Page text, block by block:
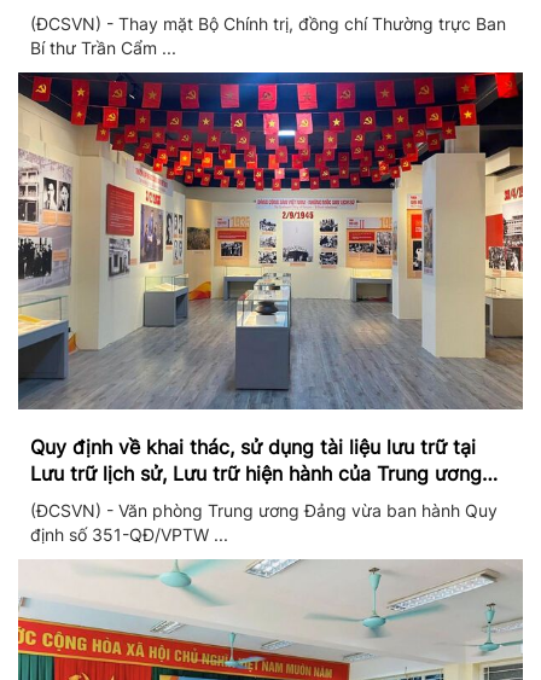
II/2026
(ĐCSVN) - Thay mặt Bộ Chính trị, đồng chí Thường trực Ban
Bí thư Trần Cẩm ...
Quy định về khai thác, sử dụng tài liệu lưu trữ tại
Lưu trữ lịch sử, Lưu trữ hiện hành của Trung ương
Đảng và Văn phòng Trung ương Đảng
(ĐCSVN) - Văn phòng Trung ương Đảng vừa ban hành Quy
định số 351-QĐ/VPTW ...